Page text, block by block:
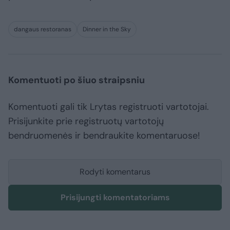
dangaus restoranas Dinner in the Sky
Komentuoti po šiuo straipsniu
Komentuoti gali tik Lrytas registruoti vartotojai.
Prisijunkite prie registruotų vartotojų
bendruomenės ir bendraukite komentaruose!
Rodyti komentarus
Prisijungti komentatoriams